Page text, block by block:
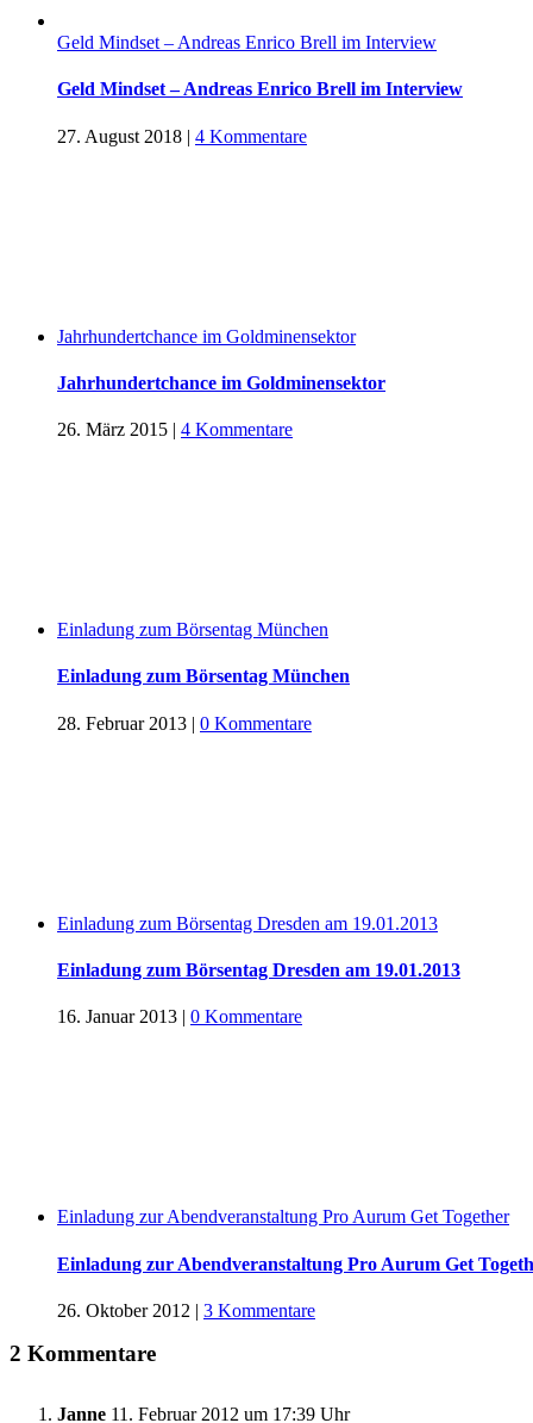
Geld Mindset – Andreas Enrico Brell im Interview
Geld Mindset – Andreas Enrico Brell im Interview
27. August 2018 | 4 Kommentare
Jahrhundertchance im Goldminensektor
Jahrhundertchance im Goldminensektor
26. März 2015 | 4 Kommentare
Einladung zum Börsentag München
Einladung zum Börsentag München
28. Februar 2013 | 0 Kommentare
Einladung zum Börsentag Dresden am 19.01.2013
Einladung zum Börsentag Dresden am 19.01.2013
16. Januar 2013 | 0 Kommentare
Einladung zur Abendveranstaltung Pro Aurum Get Together
Einladung zur Abendveranstaltung Pro Aurum Get
26. Oktober 2012 | 3 Kommentare
2 Kommentare
Janne 11. Februar 2012 um 17:39 Uhr